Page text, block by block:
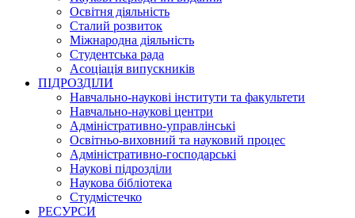
Освітня діяльність
Сталий розвиток
Міжнародна діяльність
Студентська рада
Асоціація випускників
ПІДРОЗДІЛИ
Навчально-наукові інститути та факультети
Навчально-наукові центри
Адміністративно-управлінські
Освітньо-виховний та науковий процес
Адміністративно-господарські
Наукові підрозділи
Наукова бібліотека
Студмістечко
РЕСУРСИ